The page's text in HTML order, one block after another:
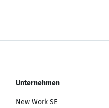
Unternehmen
New Work SE